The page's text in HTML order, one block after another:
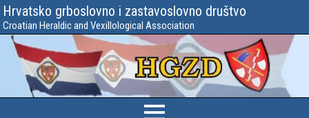
Hrvatsko grboslovno i zastavoslovno društvo
Croatian Heraldic and Vexillological Association